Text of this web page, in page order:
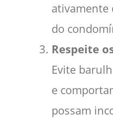
ativamente
do
Respeite
Evite
e
possam